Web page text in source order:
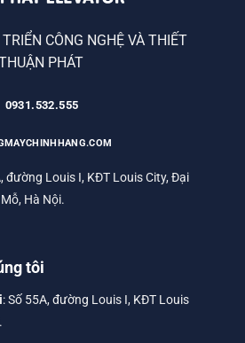
CÔNG NGHỆ VÀ THIẾT
PHÁT
0931.532.555
đường Louis I, KĐT Louis City, Đại
Mỗ, Hà Nội.
tôi
: Số 55A, đường Louis I, KĐT Louis